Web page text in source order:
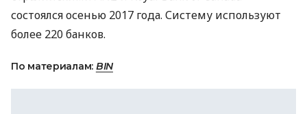
состоялся осенью 2017 года. Систему используют
более 220 банков.
По материалам: BIN